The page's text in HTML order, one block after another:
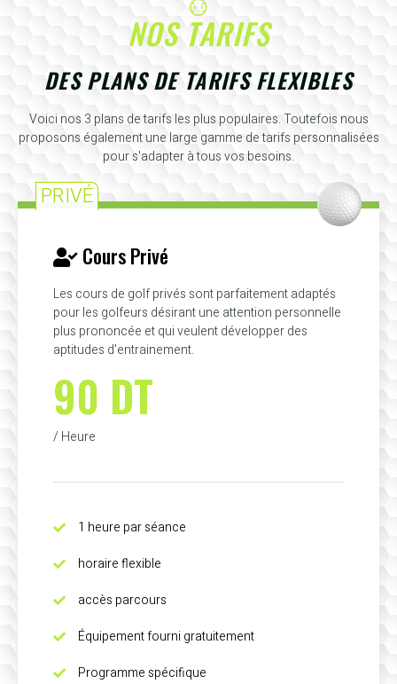
NOS TARIFS
DES PLANS DE TARIFS FLEXIBLES
Voici nos 3 plans de tarifs les plus populaires. Toutefois nous
proposons également une large gamme de tarifs personnalisées
pour s'adapter à tous vos besoins.
PRIVÉ
Cours Privé
Les cours de golf privés sont parfaitement adaptés
pour les golfeurs désirant une attention personnelle
plus prononcée et qui veulent développer des
aptitudes d'entrainement.
90 DT
/ Heure
1 heure par séance
horaire flexible
accès parcours
Équipement fourni gratuitement
Programme spécifique